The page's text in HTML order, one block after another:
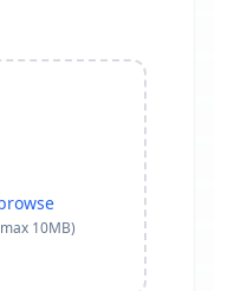
10MB)